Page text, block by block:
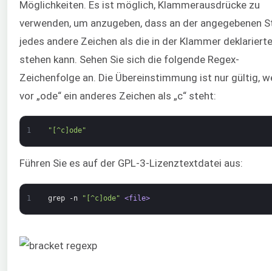
Möglichkeiten. Es ist möglich, Klammerausdrücke zu
verwenden, um anzugeben, dass an der angegebenen
jedes andere Zeichen als die in der Klammer
stehen kann. Sehen Sie sich die folgende Regex-
Zeichenfolge an. Die Übereinstimmung ist nur gültig,
vor „ode“ ein anderes Zeichen als „c“ steht:
1 "[^c]ode"
Führen Sie es auf der GPL-3-Lizenztextdatei aus:
1 grep -n "[^c]ode" <file>